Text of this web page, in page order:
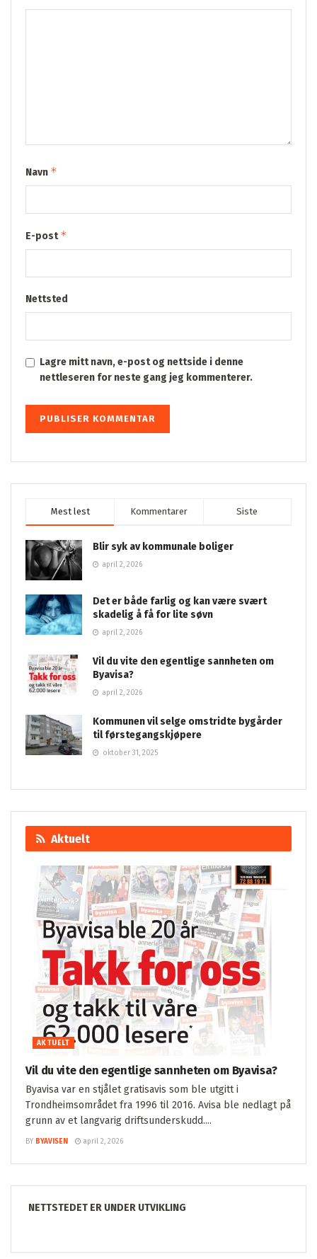
Navn *
E-post*
Nettsted
Lagre mitt navn, e-post og nettside i denne
nettleseren for neste gang jeg kommenterer.
Mest lest Kommentarer Siste
Blir syk av kommunale boliger
april 2, 2026
Det er både farlig og kan være svært
skadelig å få for lite søvn
april 2, 2026
Vil du vite den egentlige sannheten om
Byavisa?
april 2, 2026
Kommunen vil selge omstridte bygårder
til førstegangskjøpere
oktober 31, 2025
Aktuelt
AKTUELT
Vil du vite den egentlige sannheten om Byavisa?
Byavisa var en stjålet gratisavis som ble utgitt i
Trondheimsområdet fra 1996 til 2016. Avisa ble nedlagt på
grunn av et langvarig driftsunderskudd....
BY BYAVISEN april 2, 2026
NETTSTEDET ER UNDER UTVIKLING